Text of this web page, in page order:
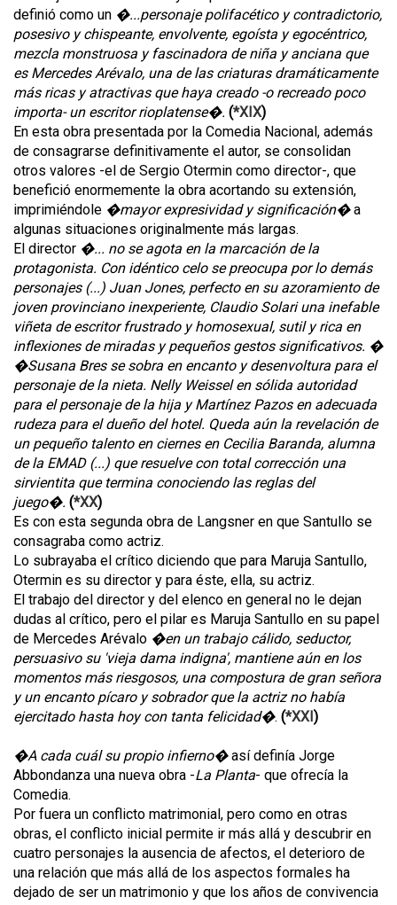
definió como un �...personaje polifacético y contradictorio,
posesivo y chispeante, envolvente, egoísta y egocéntrico,
mezcla monstruosa y fascinadora de niña y anciana que
es Mercedes Arévalo, una de las criaturas dramáticamente
más ricas y atractivas que haya creado -o recreado poco
importa- un escritor rioplatense�. (*XIX)
En esta obra presentada por la Comedia Nacional, además
de consagrarse definitivamente el autor, se consolidan
otros valores -el de Sergio Otermin como director-, que
benefició enormemente la obra acortando su extensión,
imprimiéndole �mayor expresividad y significación�a
algunas situaciones originalmente más largas.
El director �... no se agota en la marcación de la
protagonista. Con idéntico celo se preocupa por lo demás
personajes (...) Juan Jones, perfecto en su azoramiento de
joven provinciano inexperiente, Claudio Solari una inefable
viñeta de escritor frustrado y homosexual, sutil y rica en
inflexiones de miradas y pequeños gestos significativos. �
�Susana Bres se sobra en encanto y desenvoltura para el
personaje de la nieta. Nelly Weissel en sólida autoridad
para el personaje de la hija y Martínez Pazos en adecuada
rudeza para el dueño del hotel. Queda aún la revelación de
un pequeño talento en ciernes en Cecilia Baranda, alumna
de la EMAD (...) que resuelve con total corrección una
sirvientita que termina conociendo las reglas del
juego�. (*XX)
Es con esta segunda obra de Langsner en que Santullo se
consagraba como actriz.
Lo subrayaba el crítico diciendo que para Maruja Santullo,
Otermin es su director y para éste, ella, su actriz.
El trabajo del director y del elenco en general no le dejan
dudas al crítico, pero el pilar es Maruja Santullo en su papel
de Mercedes Arévalo �en un trabajo cálido, seductor,
persuasivo su 'vieja dama indigna', mantiene aún en los
momentos más riesgosos, una compostura de gran señora
y un encanto pícaro y sobrador que la actriz no había
ejercitado hasta hoy con tanta felicidad�. (*XXI)
�A cada cuál su propio infierno�así definía Jorge
Abbondanza una nueva obra -La Planta- que ofrecía la
Comedia.
Por fuera un conflicto matrimonial, pero como en otras
obras, el conflicto inicial permite ir más allá y descubrir en
cuatro personajes la ausencia de afectos, el deterioro de
una relación que más allá de los aspectos formales ha
dejado de ser un matrimonio y que los años de convivencia